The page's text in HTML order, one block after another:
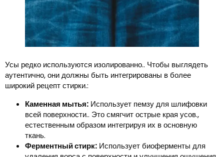
Усы редко используются изолированно.. Чтобы выглядеть
аутентично, они должны быть интегрированы в более
широкий рецепт стирки.:
Каменная мытья: Использует пемзу для шлифовки
всей поверхности.. Это смягчит острые края усов.,
естественным образом интегрируя их в основную
ткань.
Ферментный стирк: Использует биоферменты для